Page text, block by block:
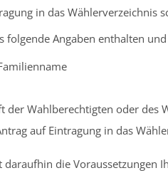
in das Wählerverzeichnis
folgende Angaben enthalten
der Wahlberechtigten oder des
auf Eintragung in das
die Voraussetzungen